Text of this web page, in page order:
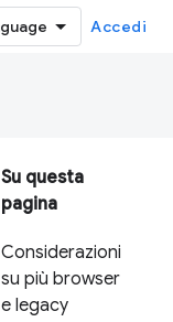
Accedi
Su questa
pagina
Considerazioni
su più browser
e legacy